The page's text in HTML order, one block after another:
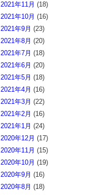
2021年11月 (18)
2021年10月 (16)
2021年9月 (23)
2021年8月 (20)
2021年7月 (18)
2021年6月 (20)
2021年5月 (18)
2021年4月 (16)
2021年3月 (22)
2021年2月 (16)
2021年1月 (24)
2020年12月 (17)
2020年11月 (15)
2020年10月 (19)
2020年9月 (16)
2020年8月 (18)